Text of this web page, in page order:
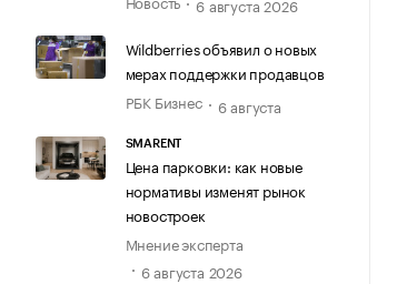
6 августа 2026
Wildberries объявил о новых
мерах поддержки продавцов
РБК Бизнес
6 августа
SMARENT
Цена парковки: как новые
нормативы изменят рынок
новостроек
Мнение эксперта
6 августа 2026